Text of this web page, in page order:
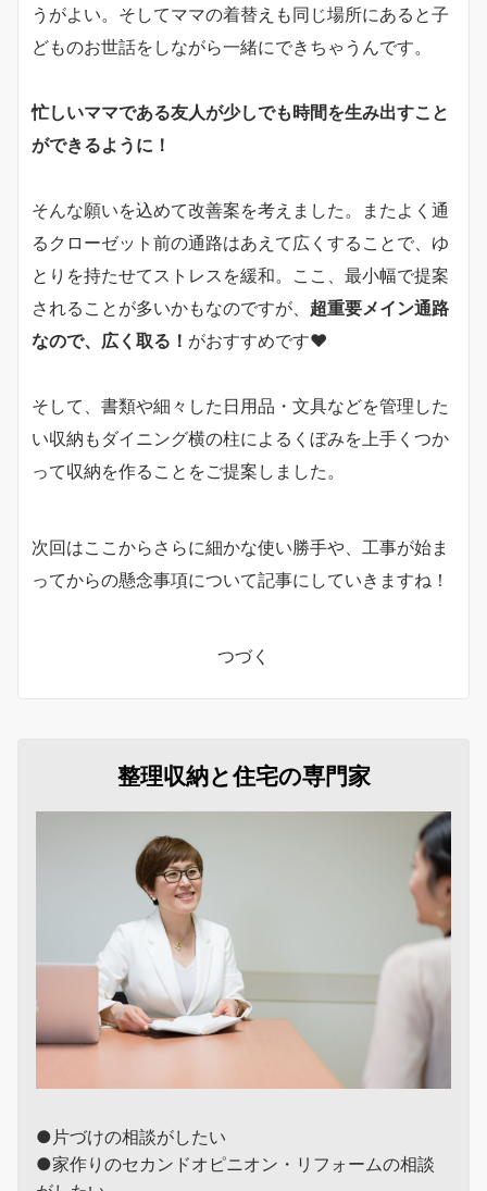
うがよい。そしてママの着替えも同じ場所にあると子
どものお世話をしながら一緒にできちゃうんです。
忙しいママである友人が少しでも時間を生み出すこと
ができるように！
そんな願いを込めて改善案を考えました。またよく通
るクローゼット前の通路はあえて広くすることで、ゆ
とりを持たせてストレスを緩和。ここ、最小幅で提案
されることが多いかもなのですが、 超重要メイン通路
なので、広く取る！ がおすすめです❤
そして、書類や細々した日用品・文具などを管理した
い収納もダイニング横の柱によるくぼみを上手くつか
って収納を作ることをご提案しました。
次回はここからさらに細かな使い勝手や、工事が始ま
ってからの懸念事項について記事にしていきますね！
つづく
整理収納と住宅の専門家
●片づけの相談がしたい
●家作りのセカンドオピニオン・リフォームの相談